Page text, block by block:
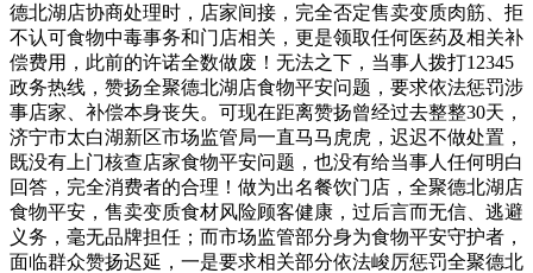
德北湖店协商处理时，店家间接，完全否定售卖变质肉筋、拒
不认可食物中毒事务和门店相关，更是领取任何医药及相关补
偿费用，此前的许诺全数做废！无法之下，当事人拨打12345
政务热线，赞扬全聚德北湖店食物平安问题，要求依法惩罚涉
事店家、补偿本身丧失。可现在距离赞扬曾经过去整整30天，
济宁市太白湖新区市场监管局一直马马虎虎，迟迟不做处置，
既没有上门核查店家食物平安问题，也没有给当事人任何明白
回答，完全消费者的合理！做为出名餐饮门店，全聚德北湖店
食物平安，售卖变质食材风险顾客健康，过后言而无信、逃避
义务，毫无品牌担任；而市场监管部分身为食物平安守护者，
面临群众赞扬迟延，一是要求相关部分依法峻厉惩罚全聚德北